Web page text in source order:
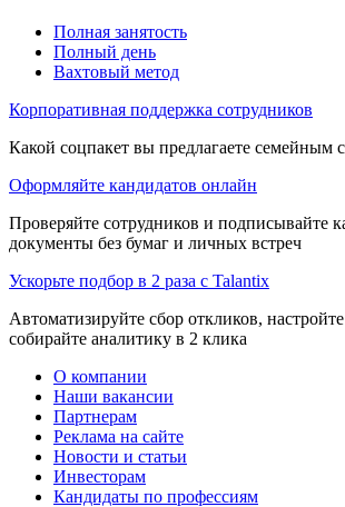
Полная занятость
Полный день
Вахтовый метод
Корпоративная поддержка сотрудников
Какой соцпакет вы предлагаете семейным
Оформляйте кандидатов онлайн
Проверяйте сотрудников и подписывайте
документы без бумаг и личных встреч
Ускорьте подбор в 2 раза с Talantix
Автоматизируйте сбор откликов,
собирайте аналитику в 2 клика
О компании
Наши вакансии
Партнерам
Реклама на сайте
Новости и статьи
Инвесторам
Кандидаты по профессиям